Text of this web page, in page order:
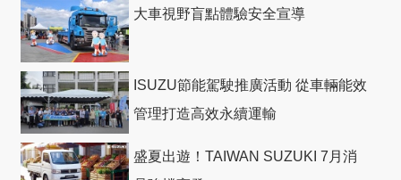
大車視野盲點體驗安全宣導
ISUZU節能駕駛推廣活動 從車輛能效
管理打造高效永續運輸
盛夏出遊！TAIWAN SUZUKI 7月消